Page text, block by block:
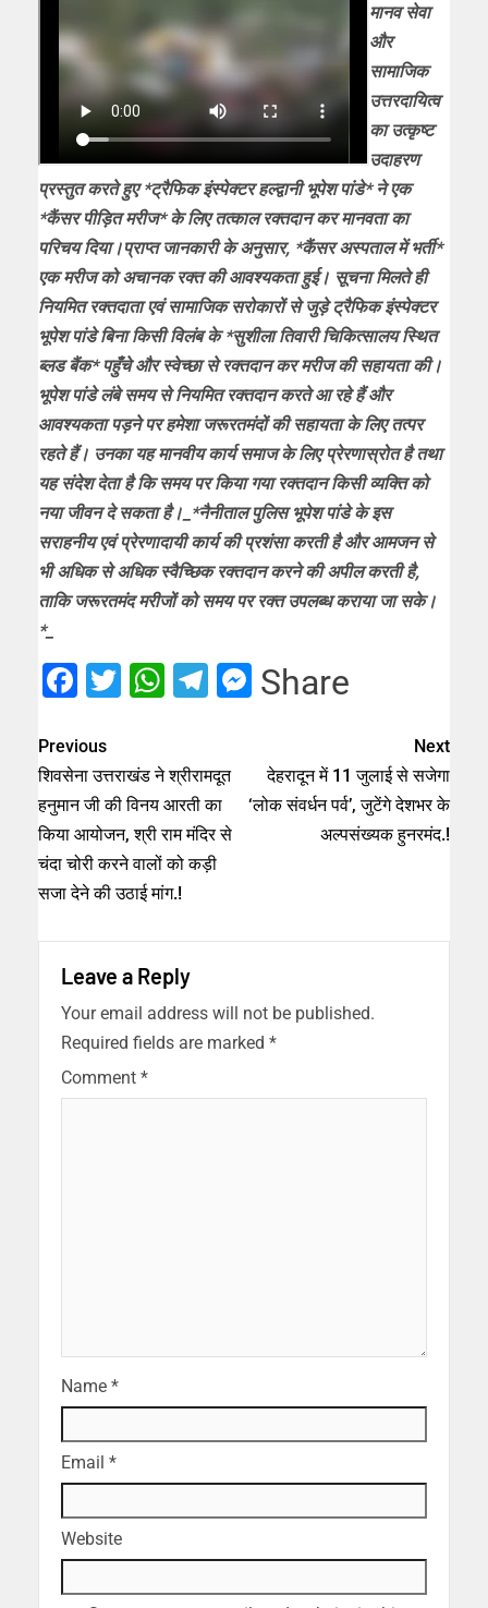
मानव सेवा
और
सामाजिक
उत्तरदायित्व
का उत्कृष्ट
उदाहरण
प्रस्तुत करते हुए *ट्रैफिक इंस्पेक्टर हल्द्वानी भूपेश पांडे* ने एक
*कैंसर पीड़ित मरीज* के लिए तत्काल रक्तदान कर मानवता का
परिचय दिया।प्राप्त जानकारी के अनुसार, *कैंसर अस्पताल में भर्ती*
एक मरीज को अचानक रक्त की आवश्यकता हुई। सूचना मिलते ही
नियमित रक्तदाता एवं सामाजिक सरोकारों से जुड़े ट्रैफिक इंस्पेक्टर
भूपेश पांडे बिना किसी विलंब के *सुशीला तिवारी चिकित्सालय स्थित
ब्लड बैंक* पहुँचे और स्वेच्छा से रक्तदान कर मरीज की सहायता की।
भूपेश पांडे लंबे समय से नियमित रक्तदान करते आ रहे हैं और
आवश्यकता पड़ने पर हमेशा जरूरतमंदों की सहायता के लिए तत्पर
रहते हैं। उनका यह मानवीय कार्य समाज के लिए प्रेरणास्रोत है तथा
यह संदेश देता है कि समय पर किया गया रक्तदान किसी व्यक्ति को
नया जीवन दे सकता है।_*नैनीताल पुलिस भूपेश पांडे के इस
सराहनीय एवं प्रेरणादायी कार्य की प्रशंसा करती है और आमजन से
भी अधिक से अधिक स्वैच्छिक रक्तदान करने की अपील करती है,
ताकि जरूरतमंद मरीजों को समय पर रक्त उपलब्ध कराया जा सके।
*_
Facebook
Twitter
WhatsApp
Telegram
Messenger
Share
Previous
शिवसेना उत्तराखंड ने श्रीरामदूत
हनुमान जी की विनय आरती का
किया आयोजन, श्री राम मंदिर से
चंदा चोरी करने वालों को कड़ी
सजा देने की उठाई मांग.!
Next
देहरादून में 11 जुलाई से सजेगा
‘लोक संवर्धन पर्व’, जुटेंगे देशभर के
अल्पसंख्यक हुनरमंद.!
Leave a Reply
Your email address will not be published.
Required fields are marked *
Comment *
Name *
Email *
Website